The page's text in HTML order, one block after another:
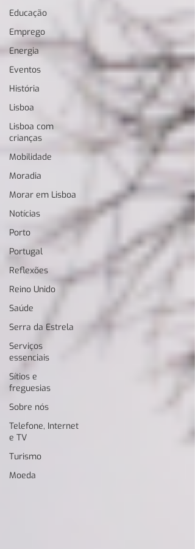
Educação
Emprego
Energia
Eventos
História
Lisboa
Lisboa com
crianças
Mobilidade
Moradia
Morar em Lisboa
Notícias
Porto
Portugal
Reflexões
Reino Unido
Saúde
Serra da Estrela
Serviços
essenciais
Sítios e
freguesias
Sobre nós
Telefone, Internet
e TV
Turismo
Moeda